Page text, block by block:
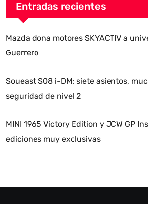
Entradas recientes
Mazda dona motores SKYACTIV a
Guerrero
Soueast S08 i-DM: siete asientos,
seguridad de nivel 2
MINI 1965 Victory Edition y JCW GP
ediciones muy exclusivas